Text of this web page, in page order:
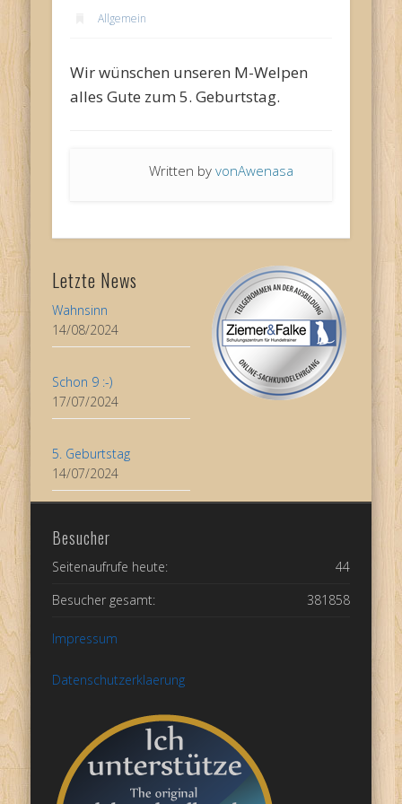
Allgemein
Wir wünschen unseren M-Welpen
alles Gute zum 5. Geburtstag.
Written byvonAwenasa
Letzte News
Wahnsinn
14/08/2024
Schon 9 :-)
17/07/2024
5. Geburtstag
14/07/2024
Besucher
44
Seitenaufrufe heute:
381858
Besucher gesamt:
Impressum
Datenschutzerklaerung